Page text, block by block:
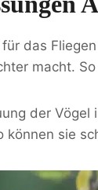
das
macht.
der
können sie